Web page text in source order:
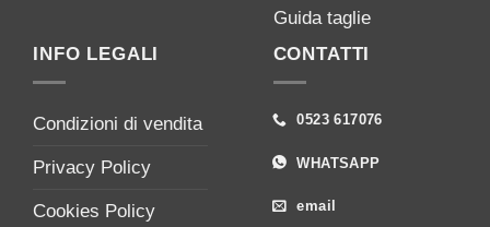
Guida taglie
INFO LEGALI
Condizioni di vendita
Privacy Policy
Cookies Policy
CONTATTI
0523 617076
WHATSAPP
email